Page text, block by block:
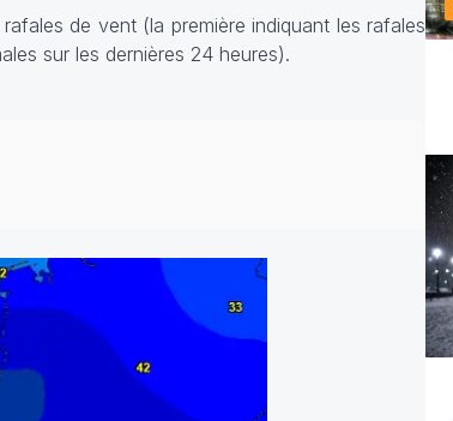
de vent (la première indiquant les rafales
sur les dernières 24 heures).